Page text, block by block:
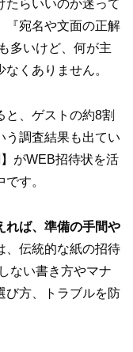
たらいいのか迷って
『宛名や文面の正解
多いけど、何が主
くありません。
と、ゲストの約8割
う調査結果も出てい
がWEB招待状を活
す。
れば、準備の手間や
、伝統的な紙の招待
ない書き方やマナ
び方、トラブルを防